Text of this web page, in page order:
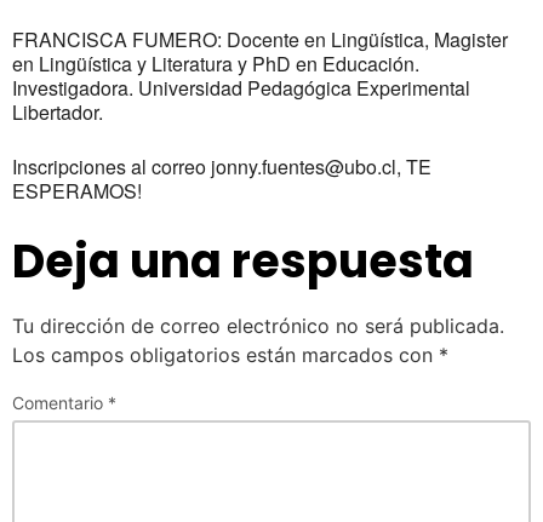
FRANCISCA FUMERO: Docente en Lingüística, Magister
en Lingüística y Literatura y PhD en Educación.
Investigadora. Universidad Pedagógica Experimental
Libertador.
Inscripciones al correo jonny.fuentes@ubo.cl, TE
ESPERAMOS!
Deja una respuesta
Tu dirección de correo electrónico no será publicada.
Los campos obligatorios están marcados con *
Comentario *